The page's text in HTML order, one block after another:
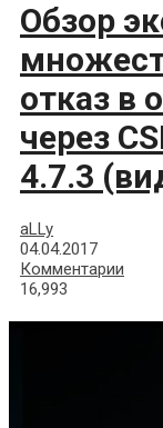
Обзор
отказ в
через
4.7.3
aLLy
04.04.2017
Комментарии
16,993